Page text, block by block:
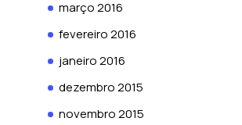
março 2016
fevereiro 2016
janeiro 2016
dezembro 2015
novembro 2015